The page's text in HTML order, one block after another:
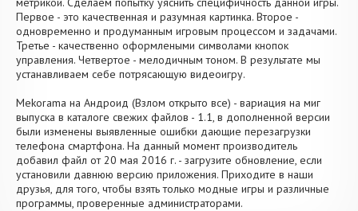
Первое - это качественная и разумная картинка. Второе -
одновременно и продуманным игровым процессом и задачами.
Третье - качественно оформлеными символами кнопок
управления. Четвертое - мелодичным тоном. В результате мы
устанавливаем себе потрясающую видеоигру.
Mekorama на Андроид (Взлом открыто все) - вариация на миг
выпуска в каталоге свежих файлов - 1.1, в дополненной версии
были изменены выявленные ошибки дающие перезагрузки
телефона смартфона. На данный момент производитель
добавил файл от 20 мая 2016 г. - загрузите обновление, если
установили давнюю версию приложения. Приходите в наши
друзья, для того, чтобы взять только модные игры и различные
программы, проверенные администраторами.